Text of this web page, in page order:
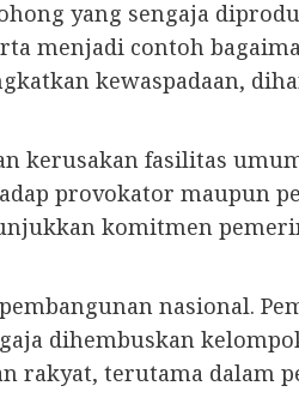
yang sengaja
menjadi contoh
kewaspadaan,
kerusakan fasilitas
provokator maupun
komitmen
nasional.
dihembuskan
rakyat, terutama dalam